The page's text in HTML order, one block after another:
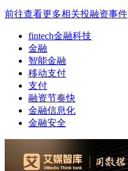
前往查看更多相关投融资事件
fintech金融科技
金融
智能金融
移动支付
支付
融资节奏快
金融信息化
金融安全